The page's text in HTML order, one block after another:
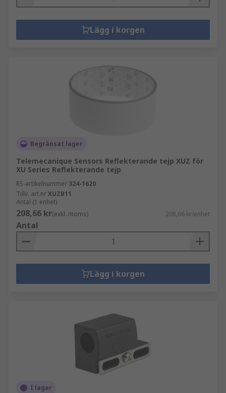
Lägg i korgen
Begränsat lager
Telemecanique Sensors Reflekterande tejp XUZ för
XU Series Reflekterande tejp
RS-artikelnummer 324-1620
Tillv. art.nrXUZB11
Antal (1 enhet)
208,66 kr(exkl. moms) 208,66 kr/enhet
Antal
Lägg i korgen
I lager